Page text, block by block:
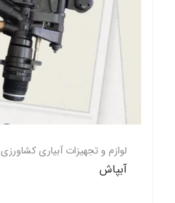
لوازم و تجهیزات آبیاری کشاورزی
آبپاش